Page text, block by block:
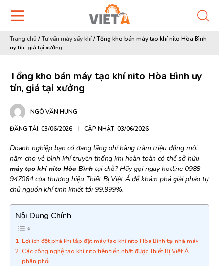
Trang chủ /Tư vấn máy sấy khí/Tổng kho bán máy tạo khí nito Hòa Bình
uy tín, giá tại xưởng
Tổng kho bán máy tạo khí nito Hòa Bình uy
tín, giá tại xưởng
NGÔ VĂN HÙNG
ĐĂNG TẢI: 03/06/2026 CẬP NHẬT: 03/06/2026
Doanh nghiệp bạn có đang lãng phí hàng trăm triệu đồng mỗi
năm cho vỏ bình khí truyền thống khi hoàn toàn có thể sở hữu
máy tạo khí nito Hòa Bình tại chỗ? Hãy gọi ngay hotline 0988
947064 của thương hiệu Thiết Bị Việt Á để khám phá giải pháp tự
chủ nguồn khí tinh khiết tới 99,999%.
Nội Dung Chính
Lợi ích đột phá khi lắp đặt máy tạo khí nito Hòa Bình tại nhà máy
Các công nghệ tạo khí nito tiên tiến nhất được Thiết Bị Việt Á
phân phối